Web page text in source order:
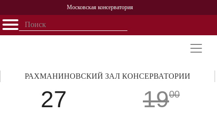
Московская консерватория
Открыть - закрыть
Персоналии
История
27
РАХМАНИНОВСКИЙ ЗАЛ КОНСЕРВАТОРИИ
1900